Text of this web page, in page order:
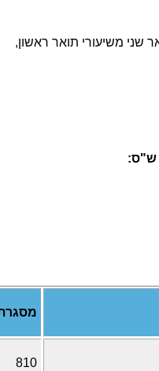
בתואר שני משיעורי תואר ראשון,
810